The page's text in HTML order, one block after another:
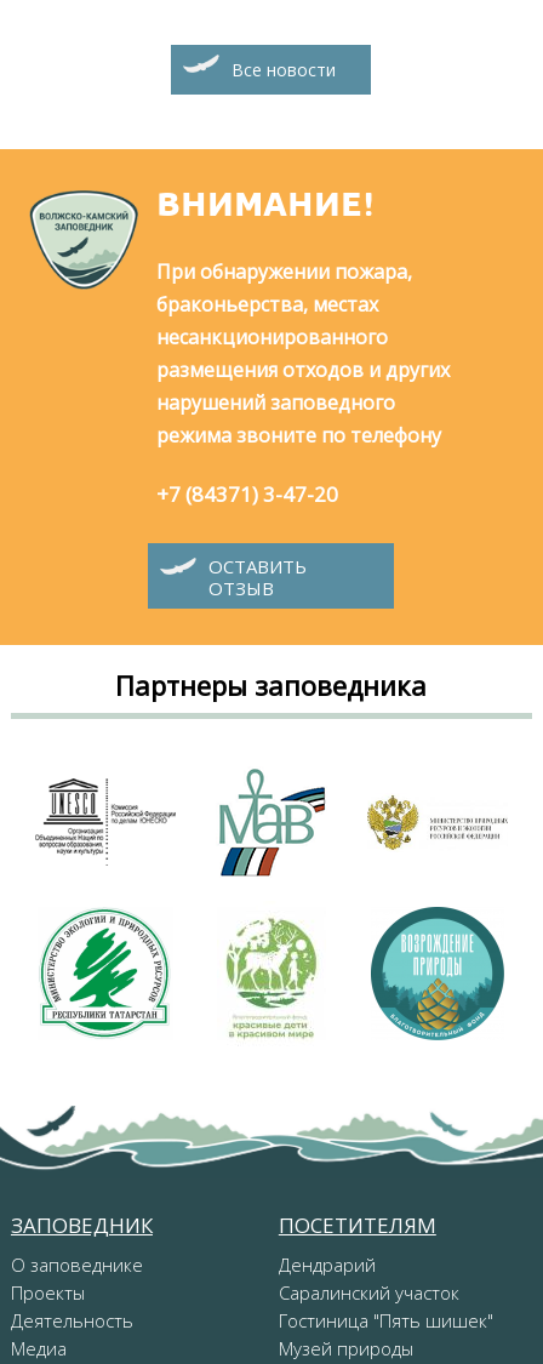
Все новости
ВНИМАНИЕ!
При обнаружении пожара,
браконьерства, местах
несанкционированного
размещения отходов и других
нарушений заповедного
режима звоните по телефону
+7 (84371) 3-47-20
ОСТАВИТЬ
ОТЗЫВ
Партнеры заповедника
ЗАПОВЕДНИК
О заповеднике
Проекты
Деятельность
Медиа
ПОСЕТИТЕЛЯМ
Дендрарий
Саралинский участок
Гостиница "Пять шишек"
Музей природы